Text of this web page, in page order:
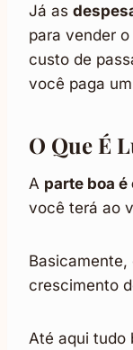
Já as
para vender
custo de
você paga
O Que É
A parte boa é
você terá ao
crescimento
Até aqui tudo